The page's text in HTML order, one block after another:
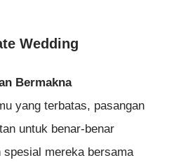
Wedding
Bermakna
yang terbatas, pasangan
untuk benar-benar
spesial mereka bersama